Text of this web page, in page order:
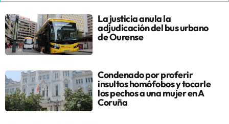
La justicia anula la
adjudicación del bus urbano
de Ourense
Condenado por proferir
insultos homófobos y tocarle
los pechos a una mujer en A
Coruña